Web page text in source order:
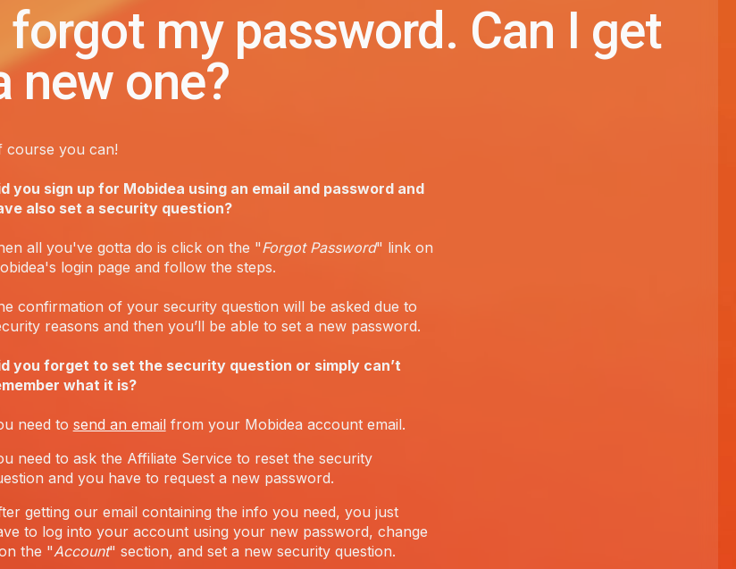
forgot my password. Can I get
new one?
course you can!
you sign up for Mobidea using an email and password and
also set a security question?
all you've gotta do is click on the "Forgot Password" link on
login page and follow the steps.
confirmation of your security question will be asked due to
reasons and then you’ll be able to set a new password.
you forget to set the security question or simply can’t
what it is?
need to send an emailfrom your Mobidea account email.
need to ask the Affiliate Service to reset the security
and you have to request a new password.
getting our email containing the info you need, you just
to log into your account using your new password, change
the "Account" section, and set a new security question.